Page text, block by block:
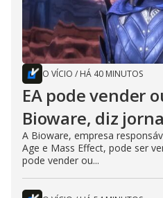
O VÍCIO / HÁ 40 MINUTOS
EA pode vender
Bioware, diz
A Bioware, empresa
Age e Mass Effect, pode ser
pode vender ou...